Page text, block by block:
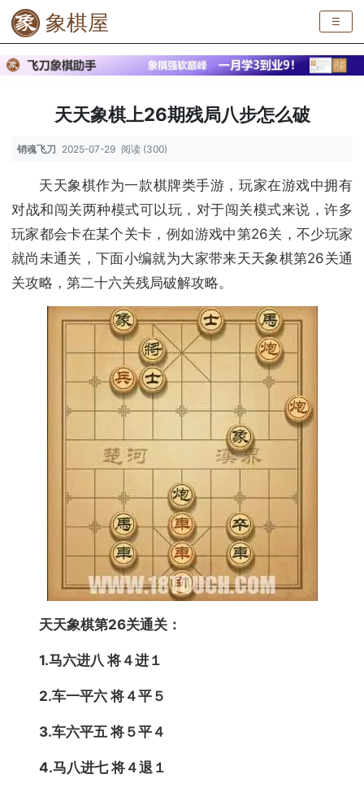
象棋屋 ☰
天天象棋上26期残局八步怎么破
销魂飞刀 2025-07-29 阅读 (300)
天天象棋作为一款棋牌类手游，玩家在游戏中拥有
对战和闯关两种模式可以玩，对于闯关模式来说，许多
玩家都会卡在某个关卡，例如游戏中第26关，不少玩家
就尚未通关，下面小编就为大家带来天天象棋第26关通
关攻略，第二十六关残局破解攻略。
天天象棋第26关通关：
1.马六进八 将４进１
2.车一平六 将４平５
3.车六平五 将５平４
4.马八进七 将４退１